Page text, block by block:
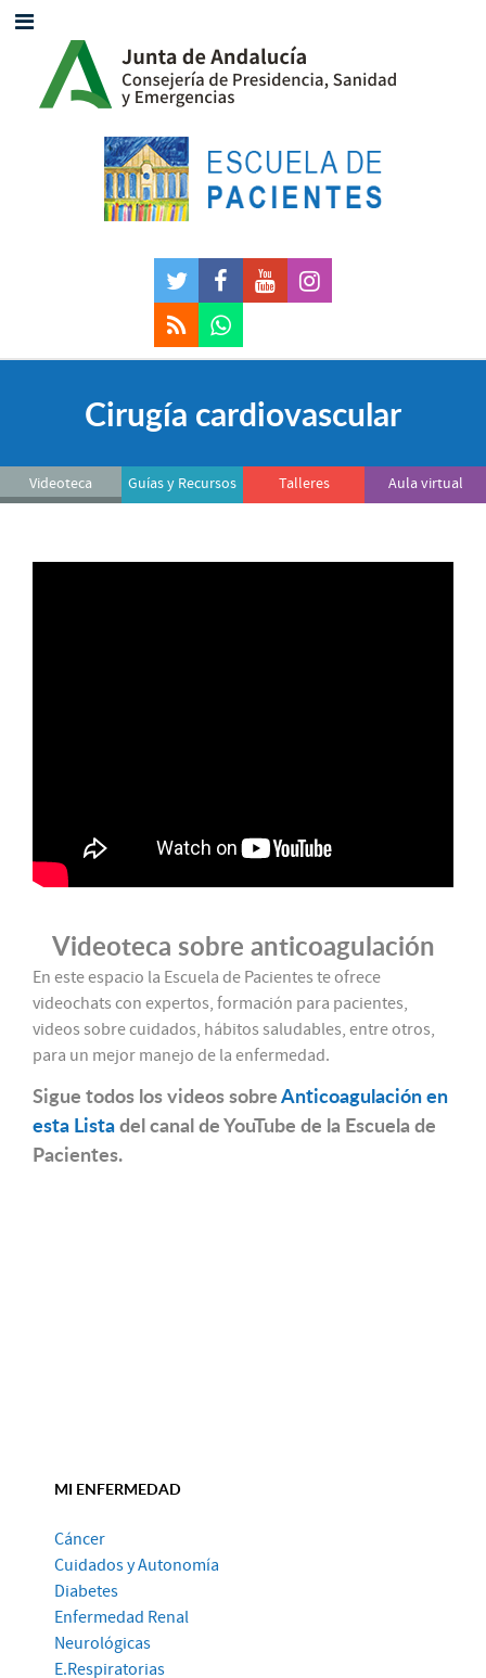
Cirugía cardiovascular
Videoteca Guías y Recursos Talleres Aula virtual
Videoteca sobre anticoagulación
En este espacio la Escuela de Pacientes te ofrece
videochats con expertos, formación para pacientes,
videos sobre cuidados, hábitos saludables, entre otros,
para un mejor manejo de la enfermedad.
Sigue todos los videos sobreAnticoagulación en
esta Listadel canal de YouTube de la Escuela de
Pacientes.
MI ENFERMEDAD
Cáncer
Cuidados y Autonomía
Diabetes
Enfermedad Renal
Neurológicas
E.Respiratorias